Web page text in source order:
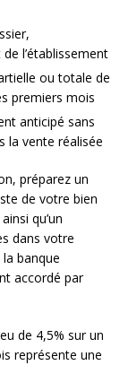
l’établissement
ou totale de
premiers mois
anticipé sans
la vente réalisée
préparez un
de votre bien
ainsi qu’un
dans votre
banque
accordé par
de 4,5% sur un
représente une